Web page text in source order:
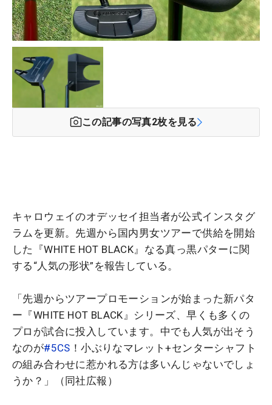
この記事の写真2枚を見る
キャロウェイのオデッセイ担当者が公式インスタグ
ラムを更新。先週から国内男女ツアーで供給を開始
した『WHITE HOT BLACK』なる真っ黒パターに関
する“人気の形状”を報告している。
「先週からツアープロモーションが始まった新パタ
ー『WHITE HOT BLACK』シリーズ、早くも多くの
プロが試合に投入しています。中でも人気が出そう
なのが#5CS ！小ぶりなマレット+センターシャフト
の組み合わせに惹かれる方は多いんじゃないでしょ
うか？」（同社広報）